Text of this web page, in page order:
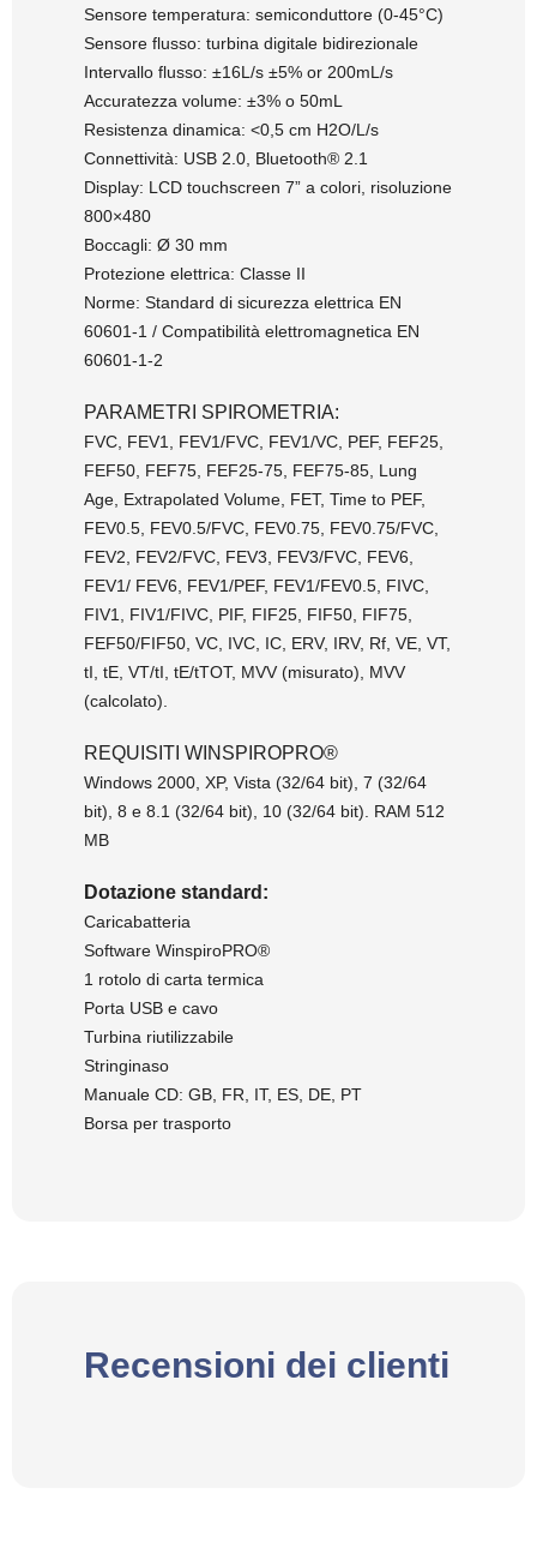
Sensore temperatura: semiconduttore (0-45°C)
Sensore flusso: turbina digitale bidirezionale
Intervallo flusso: ±16L/s ±5% or 200mL/s
Accuratezza volume: ±3% o 50mL
Resistenza dinamica: <0,5 cm H2O/L/s
Connettività: USB 2.0, Bluetooth® 2.1
Display: LCD touchscreen 7” a colori, risoluzione
800×480
Boccagli: Ø 30 mm
Protezione elettrica: Classe II
Norme: Standard di sicurezza elettrica EN
60601-1 / Compatibilità elettromagnetica EN
60601-1-2
PARAMETRI SPIROMETRIA:
FVC, FEV1, FEV1/FVC, FEV1/VC, PEF, FEF25,
FEF50, FEF75, FEF25-75, FEF75-85, Lung
Age, Extrapolated Volume, FET, Time to PEF,
FEV0.5, FEV0.5/FVC, FEV0.75, FEV0.75/FVC,
FEV2, FEV2/FVC, FEV3, FEV3/FVC, FEV6,
FEV1/ FEV6, FEV1/PEF, FEV1/FEV0.5, FIVC,
FIV1, FIV1/FIVC, PIF, FIF25, FIF50, FIF75,
FEF50/FIF50, VC, IVC, IC, ERV, IRV, Rf, VE, VT,
tI, tE, VT/tI, tE/tTOT, MVV (misurato), MVV
(calcolato).
REQUISITI WINSPIROPRO®
Windows 2000, XP, Vista (32/64 bit), 7 (32/64
bit), 8 e 8.1 (32/64 bit), 10 (32/64 bit). RAM 512
MB
Dotazione standard:
Caricabatteria
Software WinspiroPRO®
1 rotolo di carta termica
Porta USB e cavo
Turbina riutilizzabile
Stringinaso
Manuale CD: GB, FR, IT, ES, DE, PT
Borsa per trasporto
Recensioni dei clienti